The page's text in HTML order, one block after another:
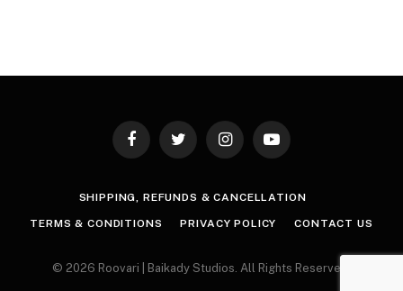
FacebookTwitter InstagramYouTube
SHIPPING, REFUNDS & CANCELLATION
TERMS & CONDITIONS PRIVACY POLICY CONTACT US
© 2026 Roovari | Baikady Studios. All Rights Reserved.